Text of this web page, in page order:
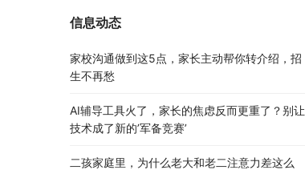
信息动态
家校沟通做到这5点，家长主动帮你转介绍，招
生不再愁
AI辅导工具火了，家长的焦虑反而更重了？别让
技术成了新的’军备竞赛’
二孩家庭里，为什么老大和老二注意力差这么